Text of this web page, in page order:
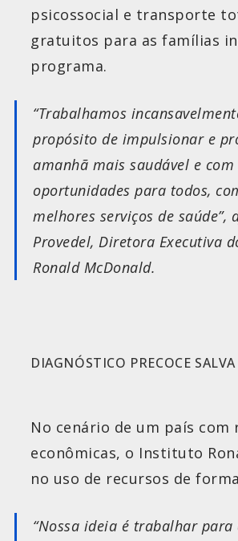
psicossocial e transporte
gratuitos para as famílias
programa.
“Trabalhamos
propósito de impulsionar e
amanhã mais saudável e
oportunidades para todos,
melhores serviços de saúde”,
Provedel, Diretora Executiva
Ronald McDonald.
DIAGNÓSTICO PRECOCE
No cenário de um país com
econômicas, o Instituto
no uso de recursos de
“Nossa ideia é trabalhar para